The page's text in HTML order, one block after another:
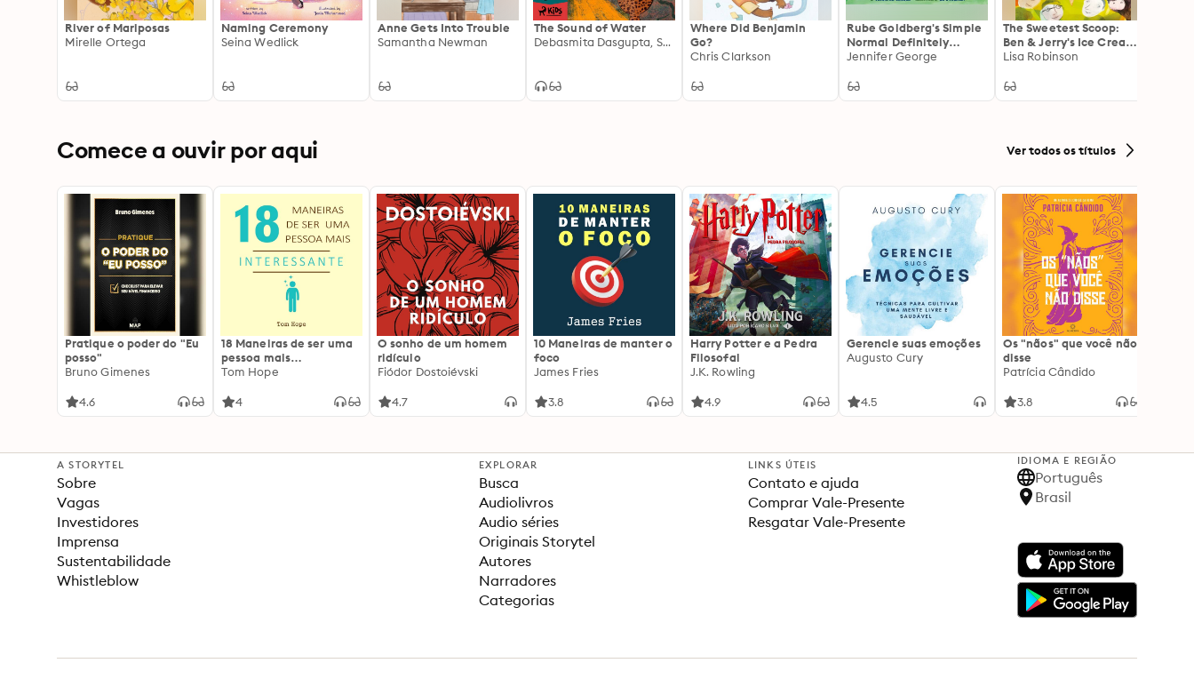
River of Mariposas
Mirelle Ortega
Naming Ceremony
Seina Wedlick
Anne Gets Into Trouble
Samantha Newman
The Sound of Water
Debasmita Dasgupta, Shalini Srinivasan
Where Did Benjamin
Go?
Chris Clarkson
Rube Goldberg's Simple
Normal Definitely
Different Day Off
Jennifer George
The Sweetest Scoop:
Ben & Jerry's Ice Cream
Revolution
Lisa Robinson
Comece a ouvir por aqui Ver todos os títulos
Pratique o poder do "Eu
posso"
Bruno Gimenes
4.6
18 Maneiras de ser uma
pessoa mais
interessante
Tom Hope
4
O sonho de um homem
ridículo
Fiódor Dostoiévski
4.7
10 Maneiras de manter o
foco
James Fries
3.8
Harry Potter e a Pedra
Filosofal
J.K. Rowling
4.9
Gerencie suas emoções
Augusto Cury
4.5
Os "nãos" que você não
disse
Patrícia Cândido
3.8
A STORYTEL
Sobre
Vagas
Investidores
Imprensa
Sustentabilidade
Whistleblow
EXPLORAR
Busca
Audiolivros
Audio séries
Originais Storytel
Autores
Narradores
Categorias
LINKS ÚTEIS
Contato e ajuda
Comprar Vale-Presente
Resgatar Vale-Presente
IDIOMA E REGIÃO
Português
Brasil